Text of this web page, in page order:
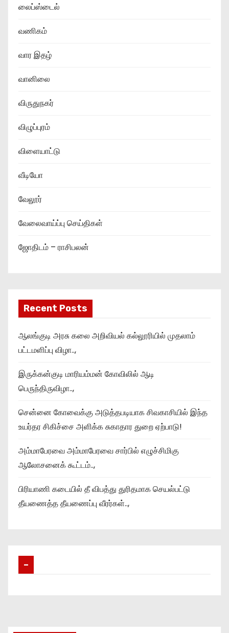
லைப்ஸ்டைல்
வணிகம்
வார இதழ்
வானிலை
விருதுநகர்
விழுப்புரம்
விளையாட்டு
வீடியோ
வேலூர்
வேலைவாய்ப்பு செய்திகள்
ஜோதிடம் – ராசிபலன்
Recent Posts
ஆலங்குடி அரசு கலை அறிவியல் கல்லூரியில் முதலாம்
பட்டமளிப்பு விழா..,
இருக்கன்குடி மாரியம்மன் கோவிலில் ஆடி
பெருந்திருவிழா..,
சென்னை கோவைக்கு அடுத்தபடியாக சிவகாசியில் இந்த
உயர்தர சிகிச்சை அளிக்க சுகாதார துறை ஏற்பாடு!
அம்மாபேரவை அம்மாபேரவை சார்பில் எழுச்சிமிகு
ஆலோசனைக் கூட்டம்..,
பிரியாணி கடையில் தீ விபத்து துரிதமாக செயல்பட்டு
தீயணைத்த தீயணைப்பு வீரர்கள்..,
–